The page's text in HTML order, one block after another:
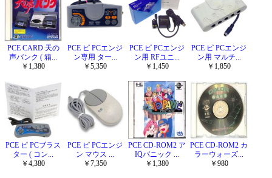
PCE CARD 天の
声バンク ( 箱...
￥1,380
PCE ピ PCエンジ
ン専用 ター...
￥5,350
PCE ピ PCエンジ
ン用 RFユニ...
￥1,450
PCE ピ PCエンジ
ン用 マルチ...
￥1,850
PCE ピ PCブラス
ター ( コン...
￥4,380
PCE ピ PCエンジ
ン マウス ...
￥7,350
PCE CD-ROM2 ア
IQパニック ...
￥1,380
PCE CD-ROM2 カ
ラーウォーズ...
￥980